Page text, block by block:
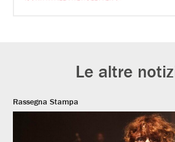
Le altre
Rassegna Stampa